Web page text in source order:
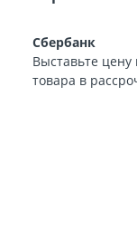
Сбербанк
Выставьте цену
товара в